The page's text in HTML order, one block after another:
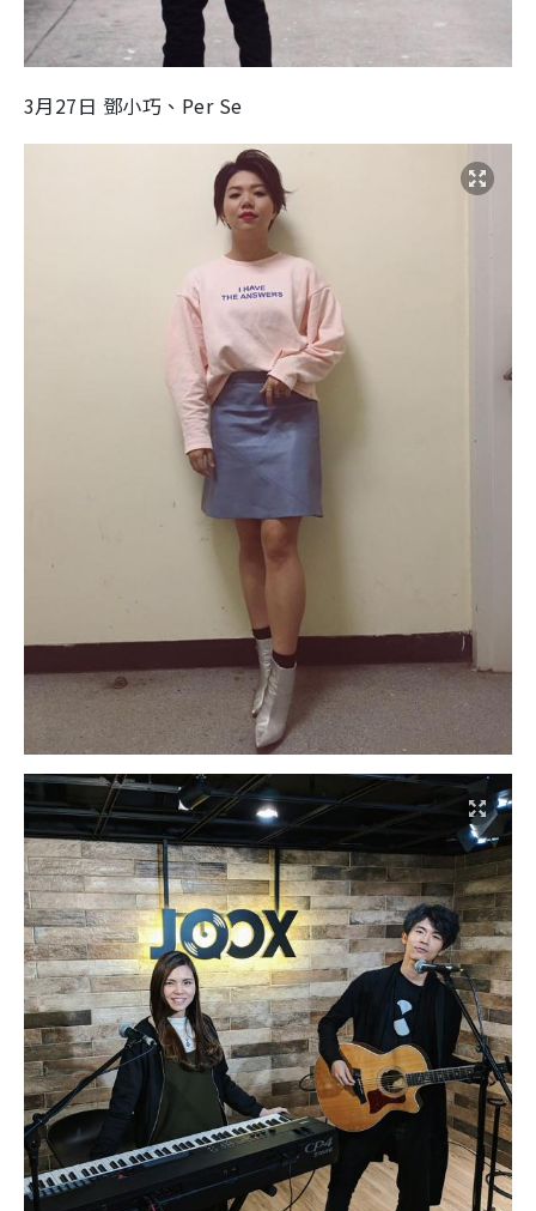
3月27日 鄧小巧、Per Se